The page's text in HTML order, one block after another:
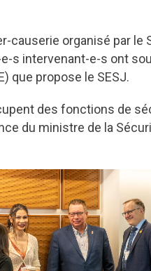
causerie organisé par
s intervenant-e-s ont
que propose le SESJ.
des fonctions de
du ministre de la